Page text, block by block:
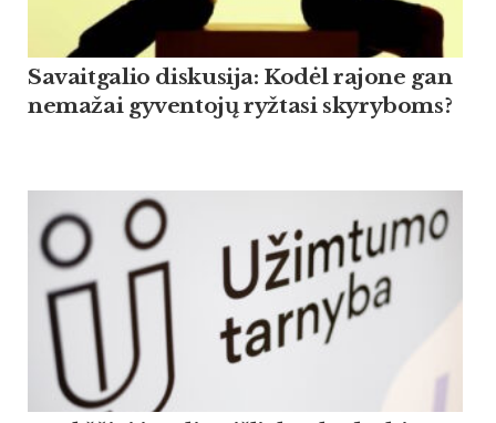
Savaitgalio diskusija: Kodėl rajone gan
nemažai gyventojų ryžtasi skyryboms?